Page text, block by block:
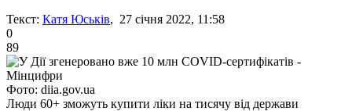
Текст: Катя Юськів, 27 січня 2022, 11:58
0
89
Фото: diia.gov.ua
Люди 60+ зможуть купити ліки на тисячу від держави